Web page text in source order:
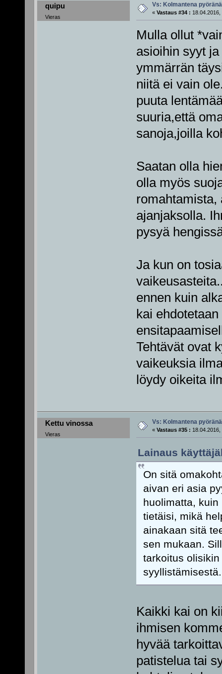
quipu
Vieras
Vs: Kolmantena
« Vastaus #34 : 18.04.2016,
Mulla ollut
asioihin syyt
ymmärrän
niitä ei vain
puuta
suuria,että
sanoja,joilla
Saatan olla
olla myös
romahtamista,
ajanjaksolla.
pysyä
Ja kun on
ennen kuin
kai
Tehtävät ovat
vaikeuksia
löydy oikeita
Kettu vinossa
Vieras
Vs: Kolmantena
« Vastaus #35 : 18.04.2016,
Lainaus
On sitä
aivan eri asia
huolimatta,
tietäisi, mikä
ainakaan sitä
sen mukaan.
tarkoitus
syyllistämisestä.
Kaikki kai on
ihmisen
hyvää
patistelua tai